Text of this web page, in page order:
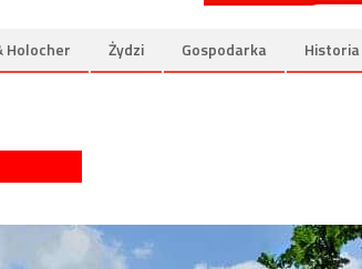
Holocher Żydzi Gospodarka Historia